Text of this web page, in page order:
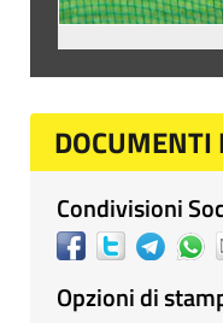
DOCUMENTI
Condivisioni
Opzioni di